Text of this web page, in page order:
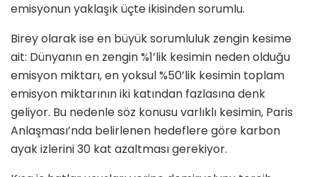
emisyonun yaklaşık üçte ikisinden sorumlu.
Birey olarak ise en büyük sorumluluk zengin kesime
ait: Dünyanın en zengin %1’lik kesimin neden olduğu
emisyon miktarı, en yoksul %50’lik kesimin toplam
emisyon miktarının iki katından fazlasına denk
geliyor. Bu nedenle söz konusu varlıklı kesimin, Paris
Anlaşması’nda belirlenen hedeflere göre karbon
ayak izlerini 30 kat azaltması gerekiyor.